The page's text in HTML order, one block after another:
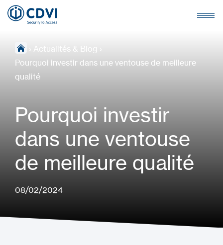
› Actualités & Blog ›
Pourquoi investir dans une ventouse de meilleure
qualité
Pourquoi investir
dans une ventouse
de meilleure qualité
08/02/2024